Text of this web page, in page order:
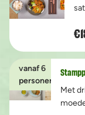
vanaf 6
personen
Met